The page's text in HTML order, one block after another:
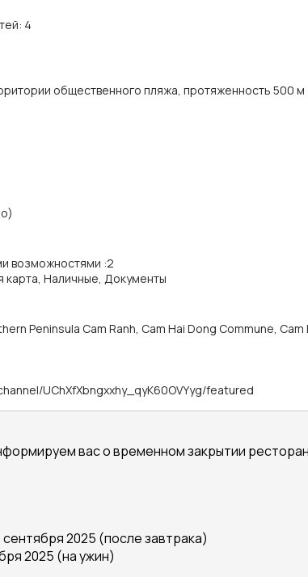
4
общественного пляжа, протяженность 500 м
возможностями :2
карта, Наличные, Документы
Peninsula Cam Ranh, Cam Hai Dong Commune,
UChXfXbngxxhy_qyK60OVYyg/featured
вас о временном закрытии
2025 (после завтрака)
2025 (на ужин)